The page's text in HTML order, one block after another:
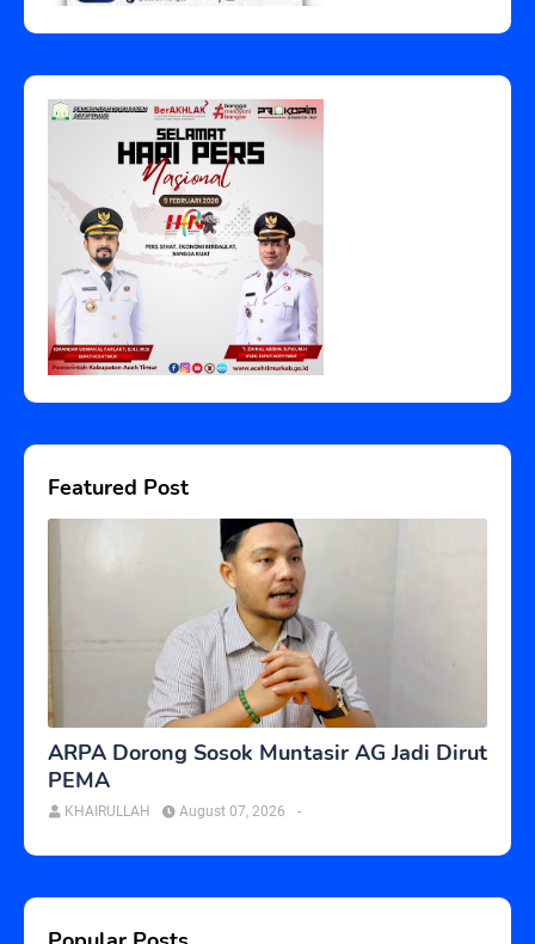
Featured Post
ARPA Dorong Sosok Muntasir AG Jadi Dirut
PEMA
KHAIRULLAH -
August 07, 2026